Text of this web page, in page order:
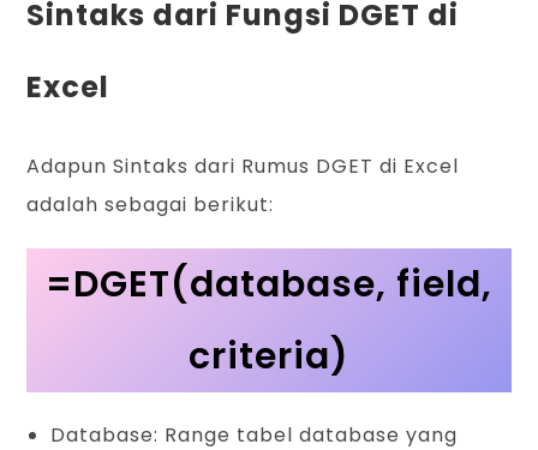
Sintaks dari Fungsi DGET di
Excel
Adapun Sintaks dari Rumus DGET di Excel
adalah sebagai berikut:
=DGET(database, field,
criteria)
Database: Range tabel database yang